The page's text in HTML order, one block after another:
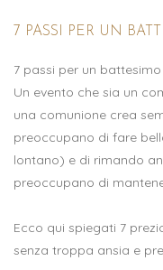
7 PASSI PER UN
7 passi per un
Un evento che sia un
una comunione crea
preoccupano di fare
lontano) e di rimando
preoccupano di
Ecco qui spiegati 7
senza troppa ansia e